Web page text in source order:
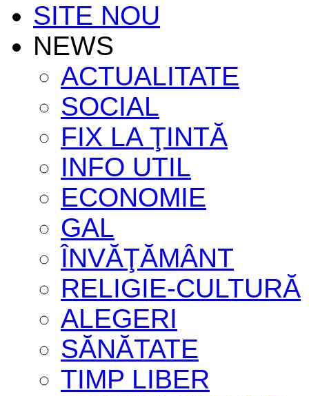
SITE NOU
NEWS
ACTUALITATE
SOCIAL
FIX LA ŢINTĂ
INFO UTIL
ECONOMIE
GAL
ÎNVĂŢĂMÂNT
RELIGIE-CULTURĂ
ALEGERI
SĂNĂTATE
TIMP LIBER